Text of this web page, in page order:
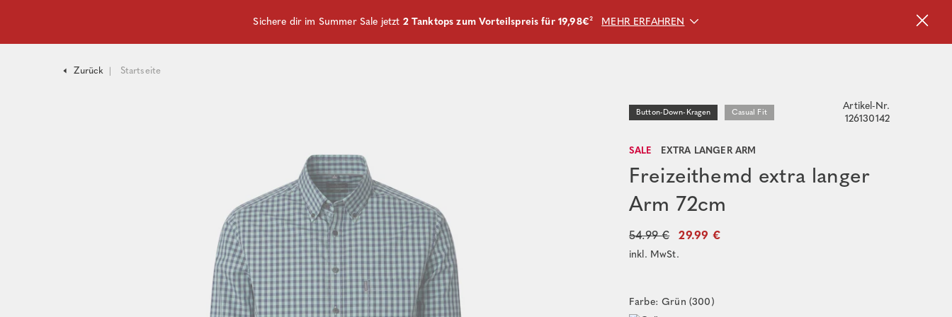
Sichere dir im Summer Sale jetzt 2 Tanktops zum Vorteilspreis für 19,98€² MEHR ERFAHREN
Zurück Startseite
Button-Down-Kragen Casual Fit
Artikel-Nr.
126130142
SALE EXTRA LANGER ARM
Freizeithemd extra langer
Arm 72cm
54.99 € 29.99 €
inkl. MwSt.
Farbe: Grün (300)